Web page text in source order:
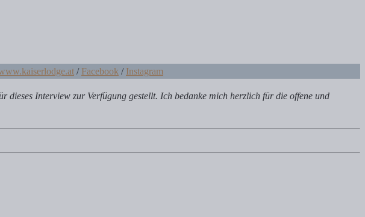
/ Facebook / Instagram
Interview zur Verfügung gestellt. Ich bedanke mich herzlich für die offene und